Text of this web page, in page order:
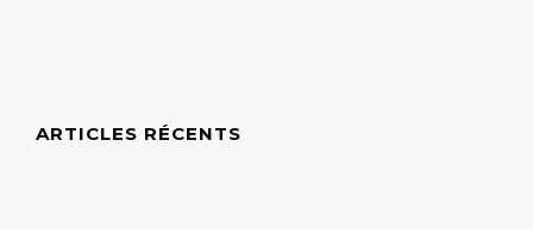
ARTICLES RÉCENTS